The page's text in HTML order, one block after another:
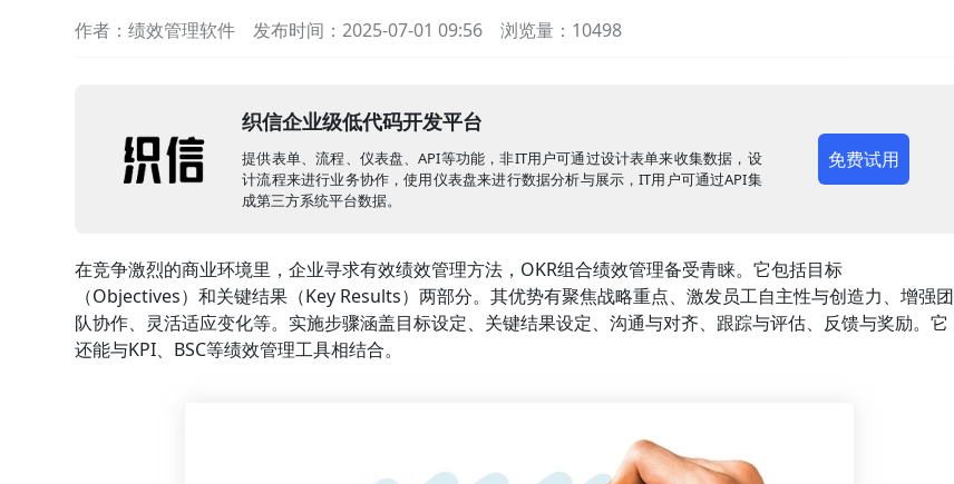
作者：绩效管理软件 发布时间：2025-07-01 09:56 浏览量：10498
织信企业级低代码开发平台
提供表单、流程、仪表盘、API等功能，非IT用户可通过设计表单来收集数据，设
计流程来进行业务协作，使用仪表盘来进行数据分析与展示，IT用户可通过API集
成第三方系统平台数据。
免费试用
在竞争激烈的商业环境里，企业寻求有效绩效管理方法，OKR组合绩效管理备受青睐。它包括目标
（Objectives）和关键结果（Key Results）两部分。其优势有聚焦战略重点、激发员工自主性与创造力、增强团
队协作、灵活适应变化等。实施步骤涵盖目标设定、关键结果设定、沟通与对齐、跟踪与评估、反馈与奖励。它
还能与KPI、BSC等绩效管理工具相结合。